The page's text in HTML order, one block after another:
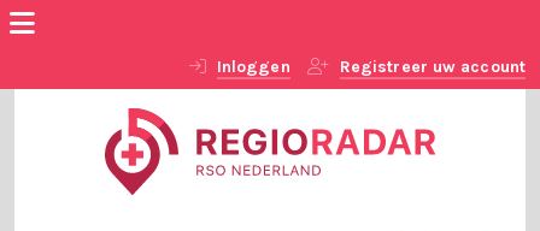
Inloggen Registreer uw account